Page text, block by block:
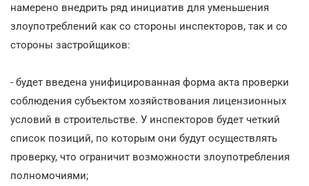
намерено внедрить ряд инициатив для уменьшения
злоупотреблений как со стороны инспекторов, так и со
стороны застройщиков:
- будет введена унифицированная форма акта проверки
соблюдения субъектом хозяйствования лицензионных
условий в строительстве. У инспекторов будет четкий
список позиций, по которым они будут осуществлять
проверку, что ограничит возможности злоупотребления
полномочиями;